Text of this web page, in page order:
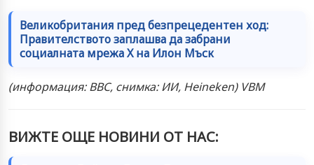
Великобритания пред безпрецедентен ход:
Правителството заплашва да забрани
социалната мрежа X на Илон Мъск
(информация: BBC, снимка: ИИ, Heineken) VBM
ВИЖТЕ ОЩЕ НОВИНИ ОТ НАС: